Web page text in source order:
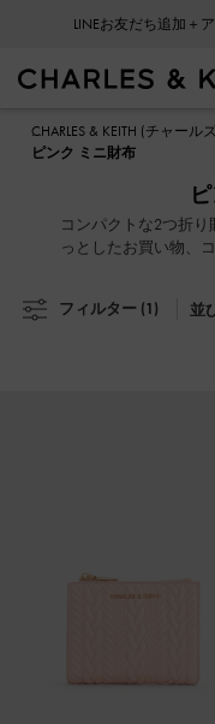
LINEお友だち追加＋
LINEお友だち追加＋
CHARLES & KEITH (チャー
ピンク ミニ財布
コンパクトな2つ折
っとしたお買い物、
のある収納スペース
す。デイリーユース
フィルター (1) 並